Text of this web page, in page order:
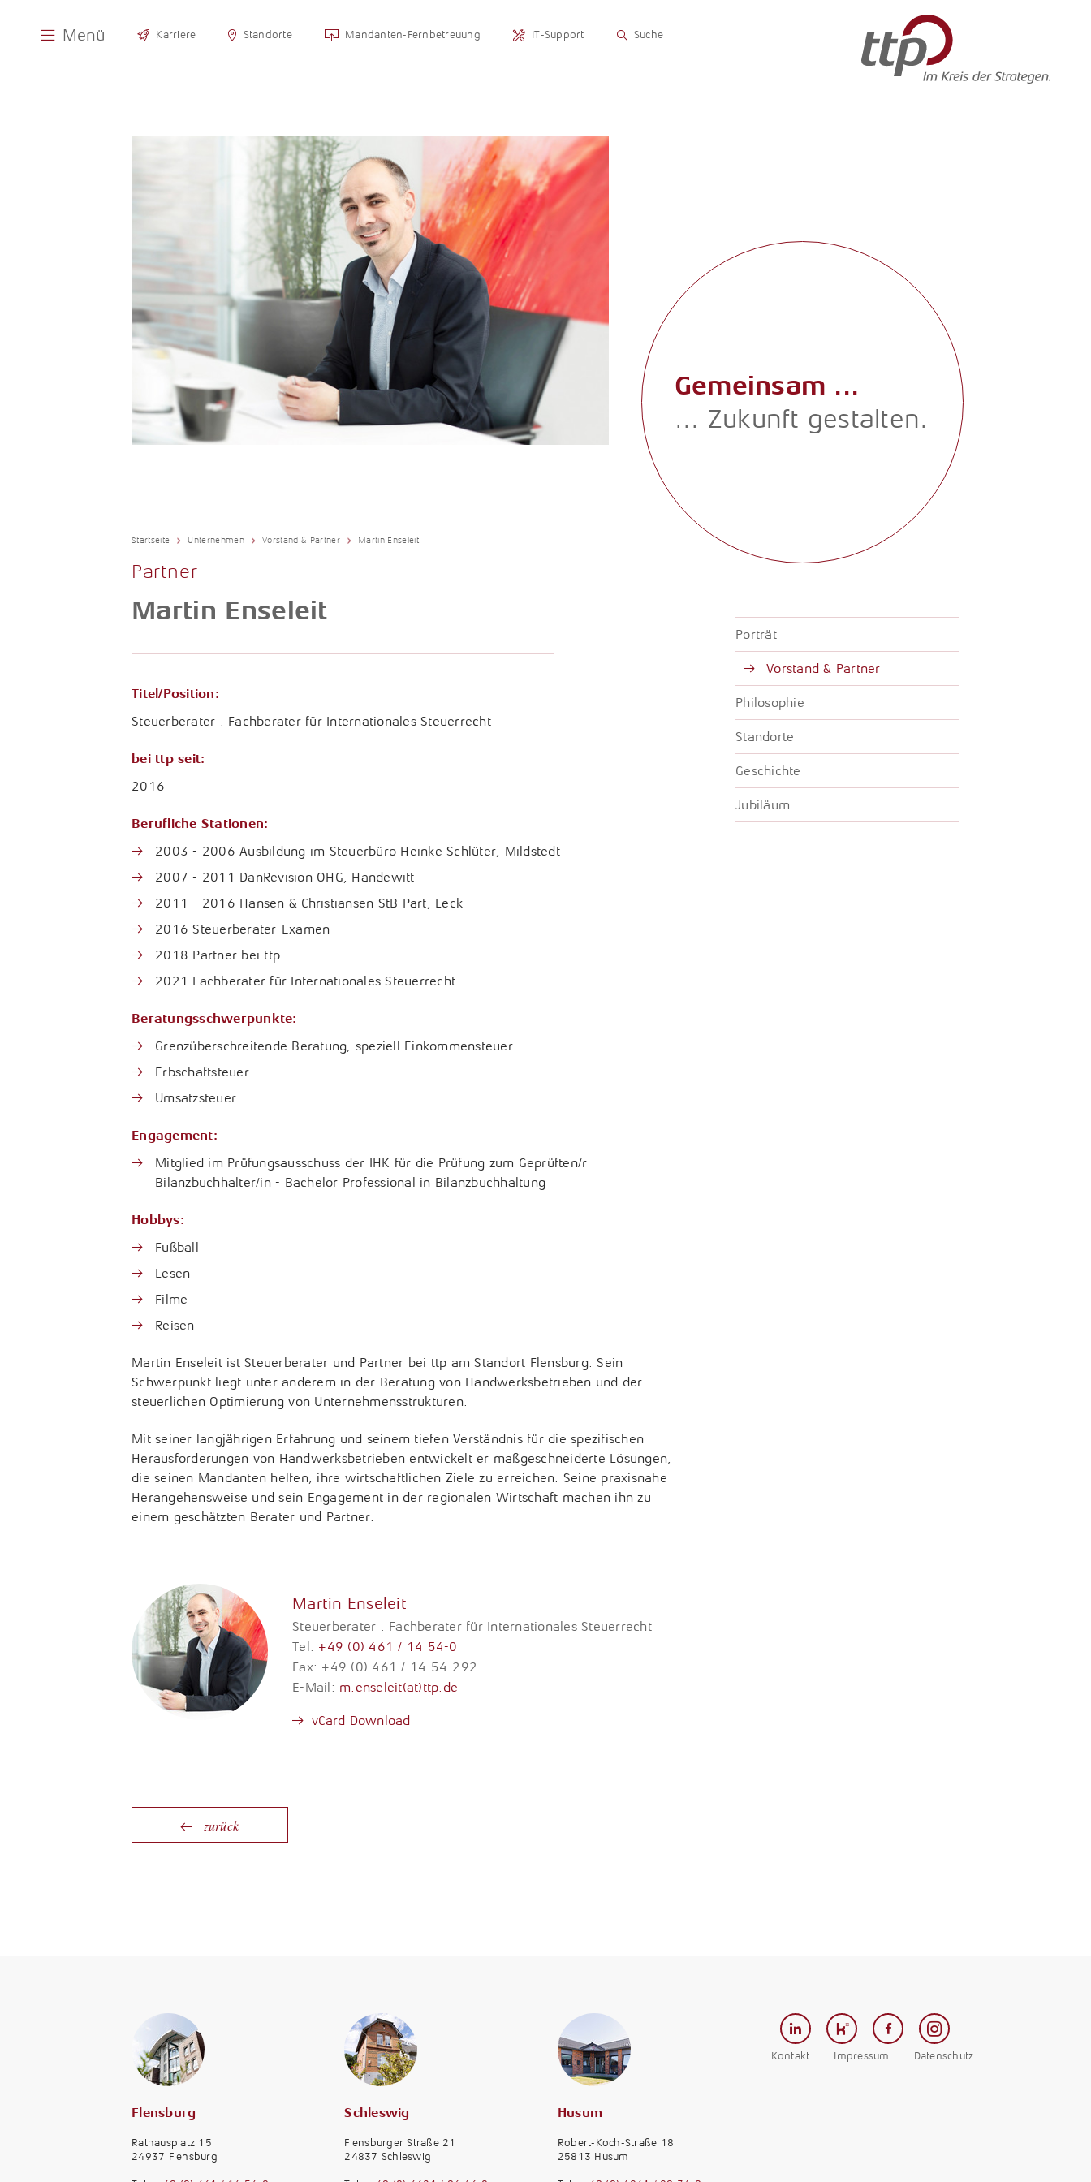
Gemeinsam ...
... Zukunft gestalten.
Startseite Unternehmen Vorstand & Partner Martin Enseleit
Partner
Martin Enseleit
Titel/Position:
Steuerberater . Fachberater für Internationales Steuerrecht
bei ttp seit:
2016
Berufliche Stationen:
2003 - 2006 Ausbildung im Steuerbüro Heinke Schlüter, Mildstedt
2007 - 2011 DanRevision OHG, Handewitt
2011 - 2016 Hansen & Christiansen StB Part, Leck
2016 Steuerberater-Examen
2018 Partner bei ttp
2021 Fachberater für Internationales Steuerrecht
Beratungsschwerpunkte:
Grenzüberschreitende Beratung, speziell Einkommensteuer
Erbschaftsteuer
Umsatzsteuer
Engagement:
Mitglied im Prüfungsausschuss der IHK für die Prüfung zum Geprüften/r
Bilanzbuchhalter/in - Bachelor Professional in Bilanzbuchhaltung
Hobbys:
Fußball
Lesen
Filme
Reisen
Martin Enseleit ist Steuerberater und Partner bei ttp am Standort Flensburg. Sein
Schwerpunkt liegt unter anderem in der Beratung von Handwerksbetrieben und der
steuerlichen Optimierung von Unternehmensstrukturen.
Mit seiner langjährigen Erfahrung und seinem tiefen Verständnis für die spezifischen
Herausforderungen von Handwerksbetrieben entwickelt er maßgeschneiderte Lösungen,
die seinen Mandanten helfen, ihre wirtschaftlichen Ziele zu erreichen. Seine praxisnahe
Herangehensweise und sein Engagement in der regionalen Wirtschaft machen ihn zu
einem geschätzten Berater und Partner.
Martin Enseleit
Steuerberater . Fachberater für Internationales Steuerrecht
Tel: +49 (0) 461 / 14 54-0
Fax: +49 (0) 461 / 14 54-292
E-Mail: m.enseleit(at)ttp.de
vCard Download
zurück
Porträt
Vorstand & Partner
Philosophie
Standorte
Geschichte
Jubiläum
Flensburg
Rathausplatz 15
24937 Flensburg
Schleswig
Flensburger Straße 21
24837 Schleswig
Husum
Robert-Koch-Straße 18
25813 Husum
Kontakt Impressum Datenschutz
Menü Karriere Standorte Mandanten-Fernbetreuung IT-Support Suche